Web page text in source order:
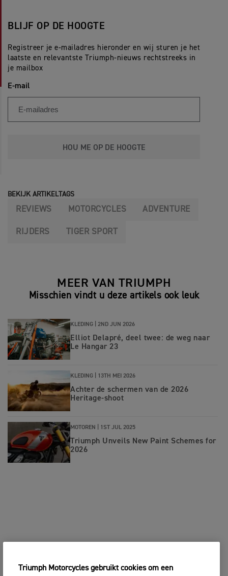
BLIJF OP DE HOOGTE
Registreer je e-mailadres hieronder en wij sturen je het
laatste en relevantste Triumph-nieuws rechtstreeks in
je mailbox
E-mail
HOU ME OP DE HOOGTE
BEKIJK ARTIKELTAGS
REVIEWS MOTORCYCLES ADVENTURE
RIJDERS TIGER SPORT
MEER VAN TRIUMPH
Misschien vindt u deze artikels ook leuk
KLEDING | 2ND JUN 2026
Elliot Delapré, deel twee: de weg naar
Le Hangar 23
KLEDING | 13TH MEI 2026
Achter de schermen van de 2026
Heritage-shoot
MOTOREN | 1ST JUL 2025
Triumph Unveils New Paint Schemes for
2026
Triumph Motorcycles gebruikt cookies om een